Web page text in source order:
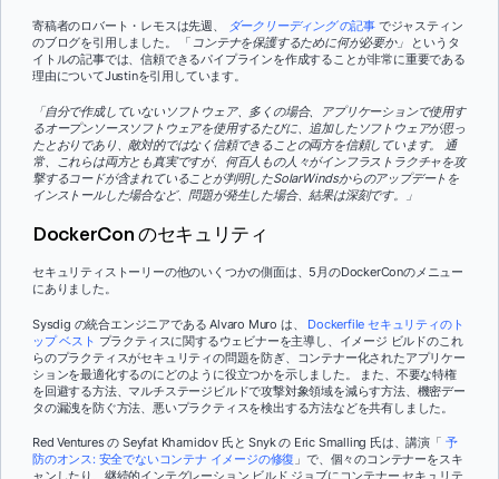
寄稿者のロバート・レモスは先週、 ダークリーディングの記事 でジャスティン
のブログを引用しました。 「コンテナを保護するために何が必要か」
というタ
イトルの記事では、信頼できるパイプラインを作成することが非常に重要である
理由についてJustinを引用しています。
「自分で作成していないソフトウェア、多くの場合、アプリケーションで使用す
るオープンソースソフトウェアを使用するたびに、追加したソフトウェアが思っ
たとおりであり、敵対的ではなく信頼できることの両方を信頼しています。 通
常、これらは両方とも真実ですが、何百人もの人々がインフラストラクチャを攻
撃するコードが含まれていることが判明したSolarWindsからのアップデートを
インストールした場合など、問題が発生した場合、結果は深刻です。」
DockerCon のセキュリティ
セキュリティストーリーの他のいくつかの側面は、5月のDockerConのメニュー
にありました。
Sysdig の統合エンジニアである Alvaro Muro は、
Dockerfile セキュリティのト
ップ ベスト プラクティスに関するウェビナーを主導し、イメージ ビルドのこれ
らのプラクティスがセキュリティの問題を防ぎ、コンテナー化されたアプリケー
ションを最適化するのにどのように役立つかを示しました。 また、不要な特権
を回避する方法、マルチステージビルドで攻撃対象領域を減らす方法、機密デー
タの漏洩を防ぐ方法、悪いプラクティスを検出する方法などを共有しました。
Red Ventures の Seyfat Khamidov 氏と Snyk の Eric Smalling 氏は、講演「 予
防のオンス: 安全でないコンテナ イメージの修復 」で、個々のコンテナーをスキ